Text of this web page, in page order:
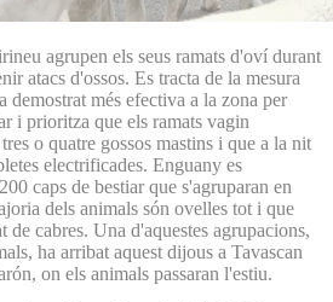
agrupen els seus ramats d'oví durant
atacs d'ossos. Es tracta de la mesura
demostrat més efectiva a la zona per
i prioritza que els ramats vagin
o quatre gossos mastins i que a la nit
electrificades. Enguany es
caps de bestiar que s'agruparan en
dels animals són ovelles tot i que
de cabres. Una d'aquestes agrupacions,
ha arribat aquest dijous a Tavascan
on els animals passaran l'estiu.